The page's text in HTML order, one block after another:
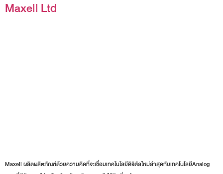
Maxell Ltd
Maxell ผลิตผลิตภัณฑ์ด้วยความคิดที่จะเชื่อมเทคโนโลยีดิจิตัลใหม่ล่าสุดกับเทคโนโลยีAnalog